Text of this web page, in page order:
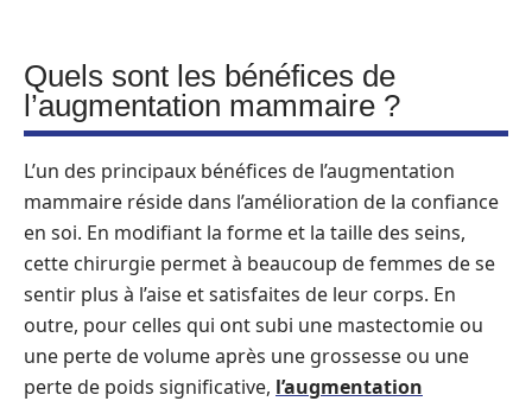
Quels sont les bénéfices de
l’augmentation mammaire ?
L’un des principaux bénéfices de l’augmentation
mammaire réside dans l’amélioration de la confiance
en soi. En modifiant la forme et la taille des seins,
cette chirurgie permet à beaucoup de femmes de se
sentir plus à l’aise et satisfaites de leur corps. En
outre, pour celles qui ont subi une mastectomie ou
une perte de volume après une grossesse ou une
perte de poids significative, l’augmentation